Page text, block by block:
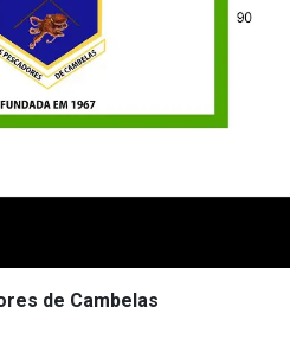
de Cambelas